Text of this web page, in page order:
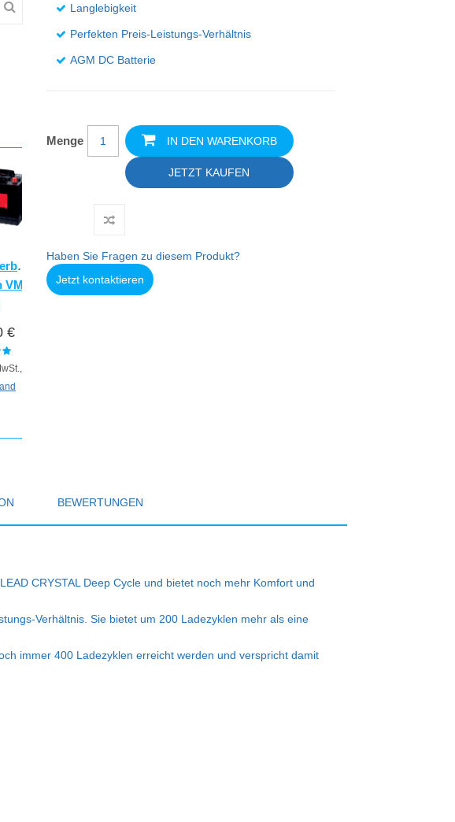
€
Langlebigkeit
Perfekten Preis-Leistungs-Verhältnis
AGM DC Batterie
Menge IN DEN WARENKORB
JETZT KAUFEN
Haben Sie Fragen zu diesem Produkt?
Jetzt kontaktieren
BEWERTUNGEN
CRYSTAL Deep Cycle und bietet noch mehr Komfort und
Verhältnis. Sie bietet um 200 Ladezyklen mehr als eine
immer 400 Ladezyklen erreicht werden und verspricht damit